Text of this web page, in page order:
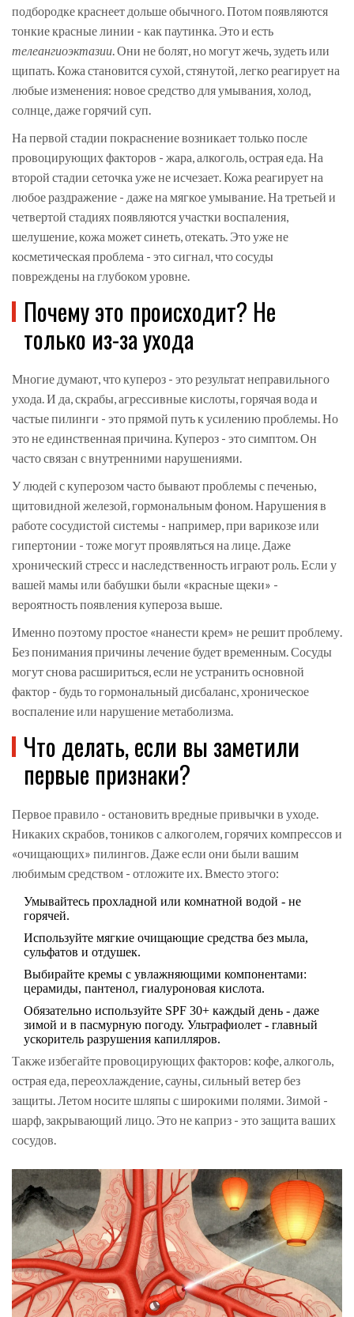
подбородке краснеет дольше обычного. Потом появляются
тонкие красные линии - как паутинка. Это и есть
телеангиоэктазии. Они не болят, но могут жечь, зудеть или
щипать. Кожа становится сухой, стянутой, легко реагирует на
любые изменения: новое средство для умывания, холод,
солнце, даже горячий суп.
На первой стадии покраснение возникает только после
провоцирующих факторов - жара, алкоголь, острая еда. На
второй стадии сеточка уже не исчезает. Кожа реагирует на
любое раздражение - даже на мягкое умывание. На третьей и
четвертой стадиях появляются участки воспаления,
шелушение, кожа может синеть, отекать. Это уже не
косметическая проблема - это сигнал, что сосуды
повреждены на глубоком уровне.
Почему это происходит? Не
только из-за ухода
Многие думают, что купероз - это результат неправильного
ухода. И да, скрабы, агрессивные кислоты, горячая вода и
частые пилинги - это прямой путь к усилению проблемы. Но
это не единственная причина. Купероз - это симптом. Он
часто связан с внутренними нарушениями.
У людей с куперозом часто бывают проблемы с печенью,
щитовидной железой, гормональным фоном. Нарушения в
работе сосудистой системы - например, при варикозе или
гипертонии - тоже могут проявляться на лице. Даже
хронический стресс и наследственность играют роль. Если у
вашей мамы или бабушки были «красные щеки» -
вероятность появления купероза выше.
Именно поэтому простое «нанести крем» не решит проблему.
Без понимания причины лечение будет временным. Сосуды
могут снова расшириться, если не устранить основной
фактор - будь то гормональный дисбаланс, хроническое
воспаление или нарушение метаболизма.
Что делать, если вы заметили
первые признаки?
Первое правило - остановить вредные привычки в уходе.
Никаких скрабов, тоников с алкоголем, горячих компрессов и
«очищающих» пилингов. Даже если они были вашим
любимым средством - отложите их. Вместо этого:
Умывайтесь прохладной или комнатной водой - не
горячей.
Используйте мягкие очищающие средства без мыла,
сульфатов и отдушек.
Выбирайте кремы с увлажняющими компонентами:
церамиды, пантенол, гиалуроновая кислота.
Обязательно используйте SPF 30+ каждый день - даже
зимой и в пасмурную погоду. Ультрафиолет - главный
ускоритель разрушения капилляров.
Также избегайте провоцирующих факторов: кофе, алкоголь,
острая еда, переохлаждение, сауны, сильный ветер без
защиты. Летом носите шляпы с широкими полями. Зимой -
шарф, закрывающий лицо. Это не каприз - это защита ваших
сосудов.